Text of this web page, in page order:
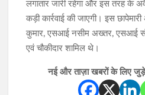
लगातार जारी रहेगा और इस तरह के
कड़ी कार्रवाई की जाएगी। इस
कुमार, एसआई नसीम अख्तर, एसआई
एवं चौकीदार शामिल थे।
नई और ताज़ा खबरों के लिए